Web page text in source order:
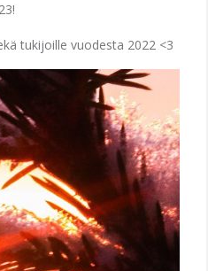
tukijoille vuodesta 2022 <3